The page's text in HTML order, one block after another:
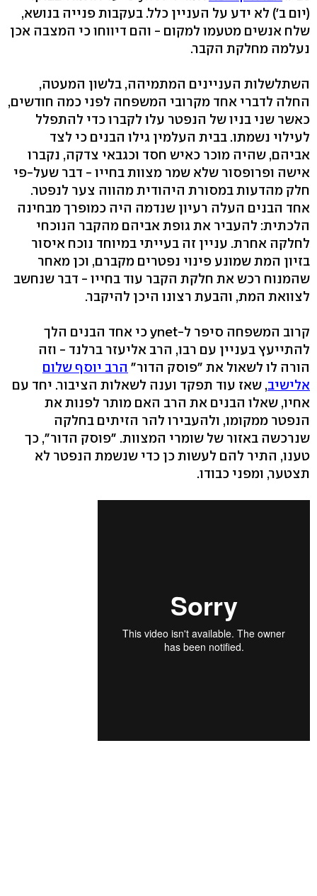
(יום ב') לא ידע על העניין כלל. בעקבות פנייה בנושא,
שלח אנשים מטעמו למקום - והם דיווחו כי המצבה אכן
נעלמה מחלקת הקבר.
השתלשלות העניינים המתמיהה, בלשון המעטה,
החלה לדברי אחד מקרובי המשפחה לפני כמה חודשים,
כאשר שני בניו של הנפטר עלו לקברו כדי להתפלל
לעילוי נשמתו. בבית העלמין גילו הבנים כי לצד
אביהם, שהיה מוכר כאיש חסד וכגבאי צדקה, נקברו
אישה ופרופסור שלא שמר מצוות בחייו - דבר שעל-פי
חלק מהדעות במסורת היהודית מהווה צער לנפטר.
אחד הבנים העלה רעיון שנדמה היה כמופרך מבחינה
הלכתית: להעביר את גופת אביהם מהקבר הנוכחי
לחלקה אחרת. עניין זה בעייתי במיוחד נוכח איסור
בזיון המת שמונע פינוי נפטרים מקברם, וכן מאחר
שהמנוח רכש את חלקת הקבר עוד בחייו - דבר שנחשב
לצוואת המת, והבעת רצונו היכן להיקבר.
קרוב המשפחה סיפר ל-ynet כי אחד הבנים הלך
להתייעץ בעניין עם רבו, הרב אליעזר ברלנד - וזה
הורה לו לשאול את "פוסק הדור" הרב יוסף שלום
אלישיב, שאז עוד תפקד וענה לשאלות הציבור. יחד עם
אחיו, שאלו הבנים את הרב האם מותר לפנות את
הנפטר ממקומו, ולהעבירו להר הזיתים בחלקה
שנרכשה באזור של שומרי המצוות. "פוסק הדור", כך
טענו, התיר להם לעשות כן כדי שנשמת הנפטר לא
תצטער, ומפני כבודו.